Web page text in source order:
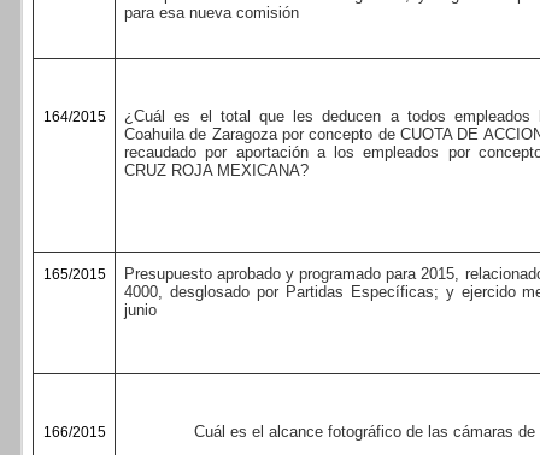
para esa nueva comisión
164/2015
¿Cuál es el total que les deducen a todos empleados
Coahuila de Zaragoza por concepto de CUOTA DE
recaudado por aportación a los empleados por
CRUZ ROJA MEXICANA?
165/2015
Presupuesto aprobado y programado para 2015,
4000, desglosado por Partidas Específicas; y ejercido
junio
166/2015 Cuál es el alcance fotográfico de las cámaras de